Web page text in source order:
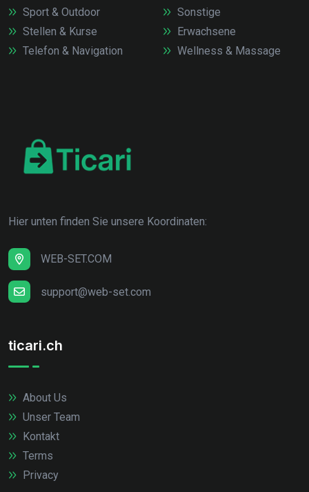
Sport & Outdoor
Stellen & Kurse
Telefon & Navigation
Sonstige
Erwachsene
Wellness & Massage
Hier unten finden Sie unsere Koordinaten:
WEB-SET.COM
support@web-set.com
ticari.ch
About Us
Unser Team
Kontakt
Terms
Privacy